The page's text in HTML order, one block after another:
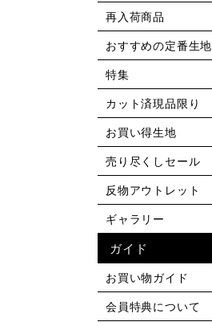
再入荷商品
おすすめの定番生地
特集
カット済現品限り
お買い得生地
売り尽くしセール
反物アウトレット
ギャラリー
ガイド
お買い物ガイド
会員特典について